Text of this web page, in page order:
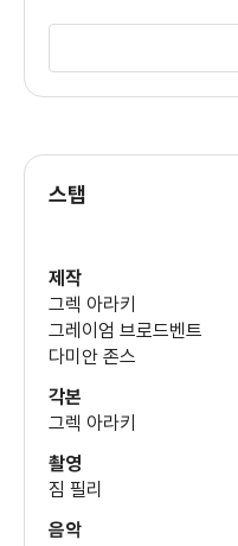
(마이클)
린다 킴
스탭
제작
그렉 아라키
그레이엄 브로드벤트
다미안 존스
각본
그렉 아라키
촬영
짐 필리
음악